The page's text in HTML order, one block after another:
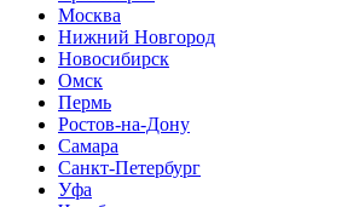
Москва
Нижний Новгород
Новосибирск
Омск
Пермь
Ростов-на-Дону
Самара
Санкт-Петербург
Уфа